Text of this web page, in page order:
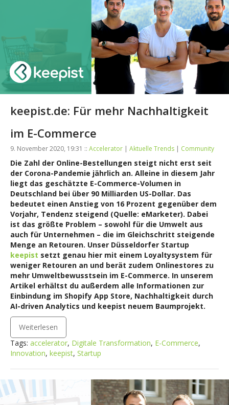
keepist.de: Für mehr Nachhaltigkeit
im E-Commerce
9. November 2020, 19:31 :: Accelerator | Aktuelle Trends | Community
Die Zahl der Online-Bestellungen steigt nicht erst seit
der Corona-Pandemie jährlich an. Alleine in diesem Jahr
liegt das geschätzte E-Commerce-Volumen in
Deutschland bei über 90 Milliarden US-Dollar. Das
bedeutet einen Anstieg von 16 Prozent gegenüber dem
Vorjahr, Tendenz steigend (Quelle: eMarketer). Dabei
ist das größte Problem – sowohl für die Umwelt aus
auch für Unternehmen – die im Gleichschritt steigende
Menge an Retouren. Unser Düsseldorfer Startup
keepist setzt genau hier mit einem Loyaltysystem für
weniger Retouren an und berät zudem Onlinestores zu
mehr Umweltbewusstsein im E-Commerce. In unserem
Artikel erhältst du außerdem alle Informationen zur
Einbindung im Shopify App Store, Nachhaltigkeit durch
AI-driven Analytics und keepist neuem Baumprojekt.
Weiterlesen
Tags: accelerator, Digitale Transformation, E-Commerce,
Innovation, keepist, Startup